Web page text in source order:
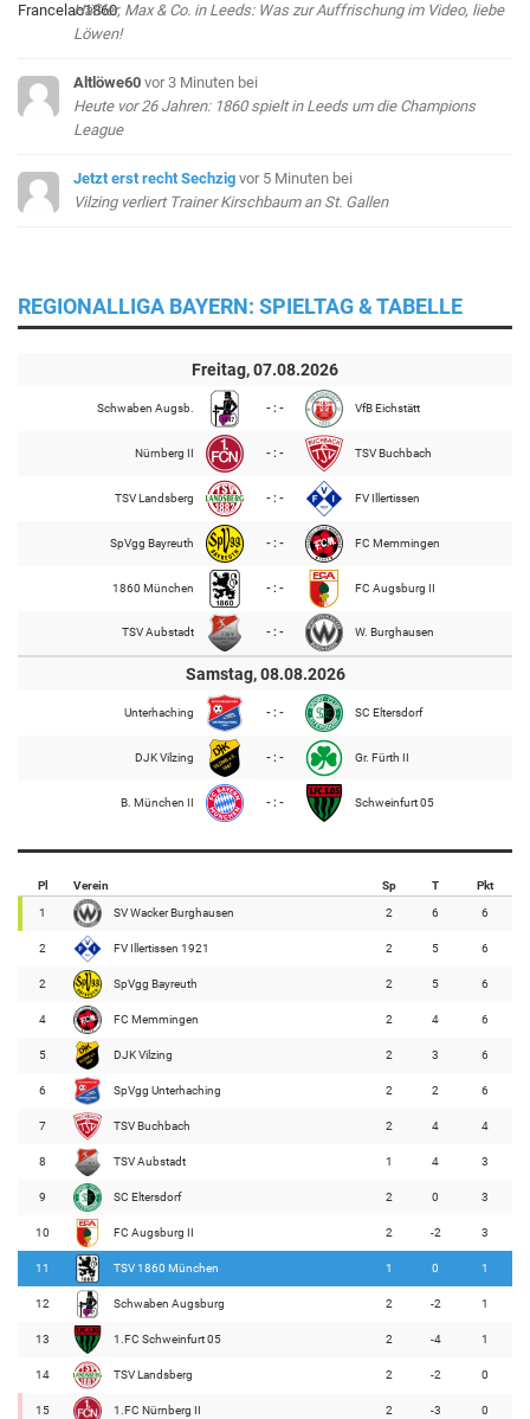
Häßler, Max & Co. in Leeds: Was zur Auffrischung im Video, liebe
Löwen!
Altlöwe60 vor 3 Minuten bei
Heute vor 26 Jahren: 1860 spielt in Leeds um die Champions
League
Jetzt erst recht Sechzig vor 5 Minuten bei
Vilzing verliert Trainer Kirschbaum an St. Gallen
REGIONALLIGA BAYERN: SPIELTAG & TABELLE
Freitag, 07.08.2026
Schwaben Augsb. - : - VfB Eichstätt
Nürnberg II - : - TSV Buchbach
TSV Landsberg - : - FV Illertissen
SpVgg Bayreuth - : - FC Memmingen
1860 München - : - FC Augsburg II
TSV Aubstadt - : - W. Burghausen
Samstag, 08.08.2026
Unterhaching - : - SC Eltersdorf
DJK Vilzing - : - Gr. Fürth II
B. München II - : - Schweinfurt 05
Pl Verein Sp T Pkt
1 SV Wacker Burghausen 2 6 6
2 FV Illertissen 1921 2 5 6
2 SpVgg Bayreuth 2 5 6
4 FC Memmingen 2 4 6
5 DJK Vilzing 2 3 6
6 SpVgg Unterhaching 2 2 6
7 TSV Buchbach 2 4 4
8 TSV Aubstadt 1 4 3
9 SC Eltersdorf 2 0 3
10 FC Augsburg II 2 -2 3
11 TSV 1860 München 1 0 1
12 Schwaben Augsburg 2 -2 1
13 1.FC Schweinfurt 05 2 -4 1
14 TSV Landsberg 2 -2 0
15 1.FC Nürnberg II 2 -3 0